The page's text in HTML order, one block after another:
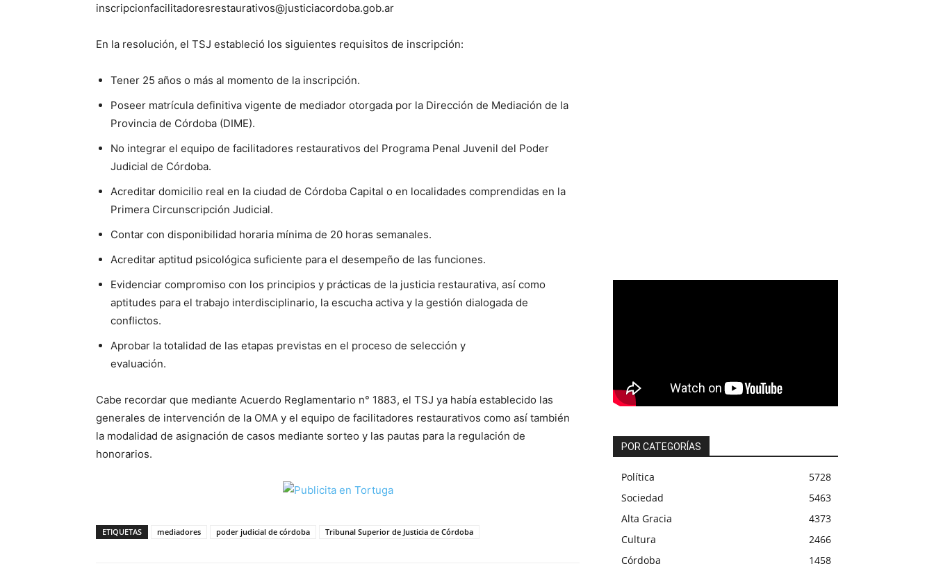
inscripcionfacilitadoresrestaurativos@justiciacordoba.gob.ar
En la resolución, el TSJ estableció los siguientes requisitos de inscripción:
Tener 25 años o más al momento de la inscripción.
Poseer matrícula definitiva vigente de mediador otorgada por la Dirección de Mediación de la
Provincia de Córdoba (DIME).
No integrar el equipo de facilitadores restaurativos del Programa Penal Juvenil del Poder
Judicial de Córdoba.
Acreditar domicilio real en la ciudad de Córdoba Capital o en localidades comprendidas en la
Primera Circunscripción Judicial.
Contar con disponibilidad horaria mínima de 20 horas semanales.
Acreditar aptitud psicológica suficiente para el desempeño de las funciones.
Evidenciar compromiso con los principios y prácticas de la justicia restaurativa, así como
aptitudes para el trabajo interdisciplinario, la escucha activa y la gestión dialogada de
conflictos.
Aprobar la totalidad de las etapas previstas en el proceso de selección y
evaluación.
Cabe recordar que mediante Acuerdo Reglamentario n° 1883, el TSJ ya había establecido las
generales de intervención de la OMA y el equipo de facilitadores restaurativos como así también
la modalidad de asignación de casos mediante sorteo y las pautas para la regulación de
honorarios.
ETIQUETAS mediadores poder judicial de córdoba Tribunal Superior de Justicia de Córdoba
POR CATEGORÍAS
Política
5728
Sociedad
5463
Alta Gracia
4373
Cultura
2466
Córdoba
1458